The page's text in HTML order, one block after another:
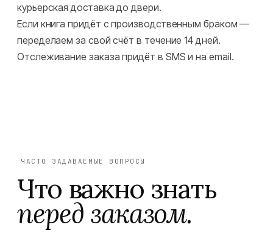
курьерская доставка до двери.
Если книга придёт с производственным браком —
переделаем за свой счёт в течение 14 дней.
Отслеживание заказа придёт в SMS и на email.
ЧАСТО ЗАДАВАЕМЫЕ ВОПРОСЫ
Что важно знать
перед заказом.